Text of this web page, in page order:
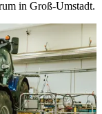
in Groß-Umstadt.